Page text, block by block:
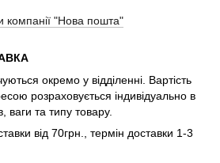
компанії "Нова пошта"
окремо у відділенні. Вартість
розраховується індивідуально в
ваги та типу товару.
від 70грн., термін доставки 1-3